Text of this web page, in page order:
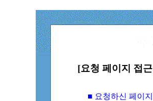
[요청 페이지 접
■ 요청하신 페이